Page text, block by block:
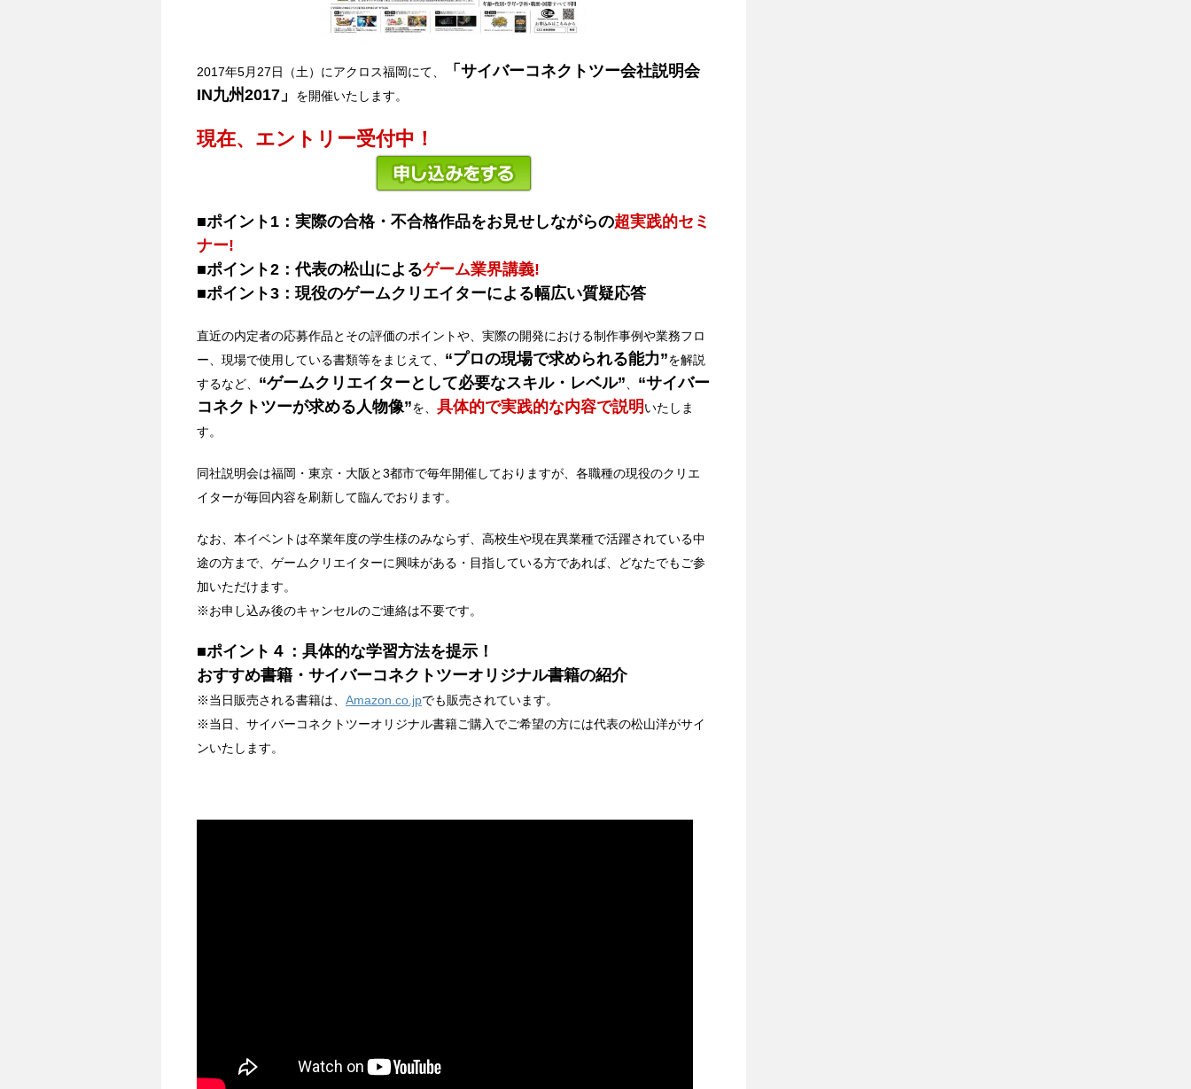
2017年5月27日（土）にアクロス福岡にて、
「サイバーコネクトツー会社説明会
IN九州2017」
を開催いたします。
現在、エントリー受付中！
■ポイント1：実際の合格・不合格作品をお見せしながらの超実践的セミ
ナー!
■ポイント2：代表の松山によるゲーム業界講義!
■ポイント3：現役のゲームクリエイターによる幅広い質疑応答
直近の内定者の応募作品とその評価のポイントや、実際の開発における制作事例や業務フロ
ー、現場で使用している書類等をまじえて、 “プロの現場で求められる能力”を解説
するなど、 “ゲームクリエイターとして必要なスキル・レベル”
“サイバー
コネクトツーが求める人物像”を、 具体的で実践的な内容で説明 いたしま
す。
同社説明会は福岡・東京・大阪と3都市で毎年開催しておりますが、各職種の現役のクリエ
イターが毎回内容を刷新して臨んでおります。
なお、本イベントは卒業年度の学生様のみならず、高校生や現在異業種で活躍されている中
途の方まで、ゲームクリエイターに興味がある・目指している方であれば、どなたでもご参
加いただけます。
※お申し込み後のキャンセルのご連絡は不要です。
■ポイント４：具体的な学習方法を提示！
おすすめ書籍・サイバーコネクトツーオリジナル書籍の紹介
※当日販売される書籍は、 Amazon.co.jpでも販売されています。
※当日、サイバーコネクトツーオリジナル書籍ご購入でご希望の方には代表の松山洋がサイ
ンいたします。